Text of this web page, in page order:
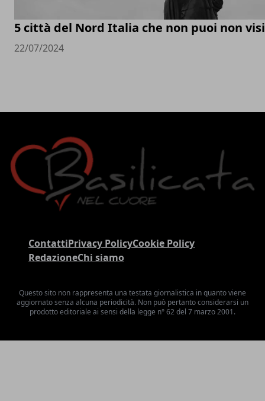
5 città del Nord Italia che non puoi non
22/07/2024
ContattiPrivacy PolicyCookie Policy
RedazioneChi siamo
Questo sito non rappresenta una testata giornalistica in quanto viene
aggiornato senza alcuna periodicità. Non può pertanto considerarsi un
prodotto editoriale ai sensi della legge n° 62 del 7 marzo 2001.